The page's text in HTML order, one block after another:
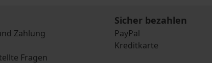
Zahlung
Fragen
Sicher bezahlen
PayPal
Kreditkarte